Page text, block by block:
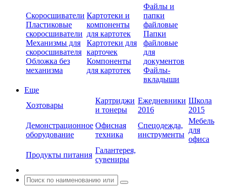
Скоросшиватели
Пластиковые
скоросшиватели
Механизмы для
скоросшивателя
Обложка без
механизма
Картотеки и
компоненты
для картотек
Картотеки для
карточек
Компоненты
для картотек
Файлы и
папки
файловые
Папки
файловые
для
документов
Файлы-
вкладыши
Еще
Хозтовары
Картриджи
и тонеры
Ежедневники
2016
Школа
2015
Демонстрационное
оборудование
Офисная
техника
Спецодежда,
инструменты
Мебель
для
офиса
Продукты питания
Галантерея,
сувениры